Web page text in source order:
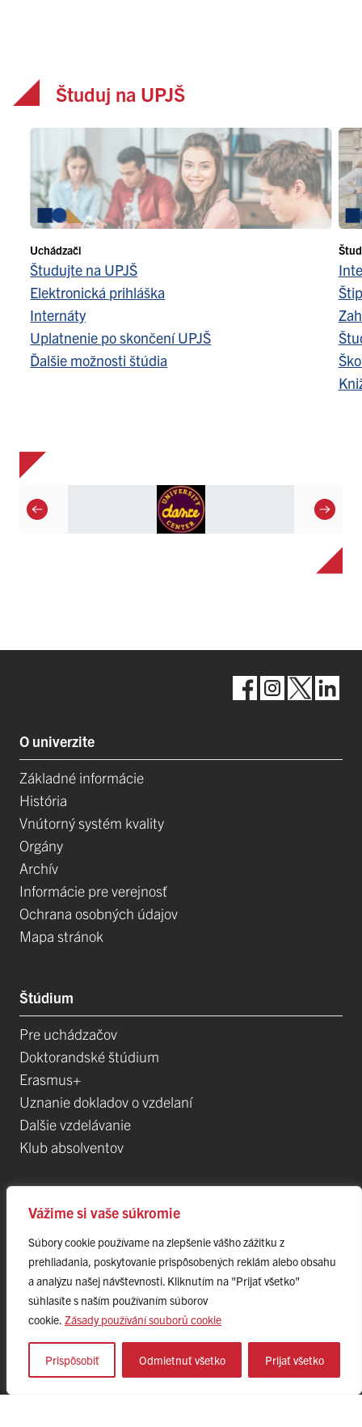
Vážime si vaše súkromie
Súbory cookie používame na zlepšenie vášho zážitku z
prehliadania, poskytovanie prispôsobených reklám alebo obsahu
a analýzu našej návštevnosti. Kliknutím na "Prijať všetko"
súhlasíte s naším používaním súborov
cookie. Zásady používání souborů cookie
Prispôsobiť Odmietnuť všetko Prijať všetko
Študuj na UPJŠ
Uchádzači
Študujte na UPJŠ
Elektronická prihláška
Internáty
Uplatnenie po skončení UPJŠ
Ďalšie možnosti štúdia
O univerzite
Základné informácie
História
Vnútorný systém kvality
Orgány
Archív
Informácie pre verejnosť
Ochrana osobných údajov
Mapa stránok
Štúdium
Pre uchádzačov
Doktorandské štúdium
Erasmus+
Uznanie dokladov o vzdelaní
Dalšie vzdelávanie
Klub absolventov
Veda
Postdoktorandské pozíce
Projekty
Špičkové tímy
TIP-UPJŠ
Evidencia publikačnej činnosti
Habilitačné a vymenúvacie konania